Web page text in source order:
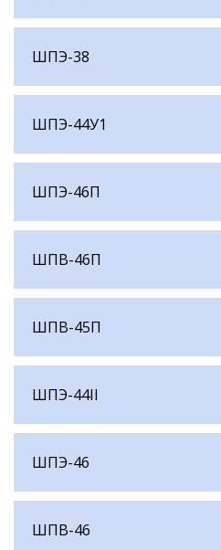
ШПЭ-38
ШПЭ-44У1
ШПЭ-46П
ШПВ-46П
ШПВ-45П
ШПЭ-44II
ШПЭ-46
ШПВ-46